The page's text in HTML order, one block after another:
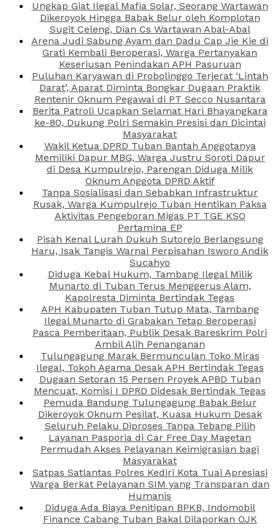
Ungkap Giat Ilegal Mafia Solar, Seorang Wartawan
Dikeroyok Hingga Babak Belur oleh Komplotan
Sugit Celeng, Dian Cs Wartawan Abal-Abal
Arena Judi Sabung Ayam dan Dadu Cap Jie Kie di
Grati Kembali Beroperasi, Warga Pertanyakan
Keseriusan Penindakan APH Pasuruan
Puluhan Karyawan di Probolinggo Terjerat ‘Lintah
Darat’, Aparat Diminta Bongkar Dugaan Praktik
Rentenir Oknum Pegawai di PT Secco Nusantara
Berita Patroli Ucapkan Selamat Hari Bhayangkara
ke-80, Dukung Polri Semakin Presisi dan Dicintai
Masyarakat
Wakil Ketua DPRD Tuban Bantah Anggotanya
Memiliki Dapur MBG, Warga Justru Soroti Dapur
di Desa Kumpulrejo, Parengan Diduga Milik
Oknum Anggota DPRD Aktif
Tanpa Sosialisasi dan Sebabkan Infrastruktur
Rusak, Warga Kumpulrejo Tuban Hentikan Paksa
Aktivitas Pengeboran Migas PT TGE KSO
Pertamina EP
Pisah Kenal Lurah Dukuh Sutorejo Berlangsung
Haru, Isak Tangis Warnai Perpisahan Isworo Andik
Sucahyo
Diduga Kebal Hukum, Tambang Ilegal Milik
Munarto di Tuban Terus Menggerus Alam,
Kapolresta Diminta Bertindak Tegas
APH Kabupaten Tuban Tutup Mata, Tambang
Ilegal Munarto di Grabakan Tetap Beroperasi
Pasca Pemberitaan, Publik Desak Bareskrim Polri
Ambil Alih Penanganan
Tulungagung Marak Bermunculan Toko Miras
Ilegal, Tokoh Agama Desak APH Bertindak Tegas
Dugaan Setoran 15 Persen Proyek APBD Tuban
Mencuat, Komisi I DPRD Didesak Bertindak Tegas
Pemuda Bandung Tulungagung Babak Belur
Dikeroyok Oknum Pesilat, Kuasa Hukum Desak
Seluruh Pelaku Diproses Tanpa Tebang Pilih
Layanan Pasporia di Car Free Day Magetan
Permudah Akses Pelayanan Keimigrasian bagi
Masyarakat
Satpas Satlantas Polres Kediri Kota Tuai Apresiasi
Warga Berkat Pelayanan SIM yang Transparan dan
Humanis
Diduga Ada Biaya Penitipan BPKB, Indomobil
Finance Cabang Tuban Bakal Dilaporkan OJK